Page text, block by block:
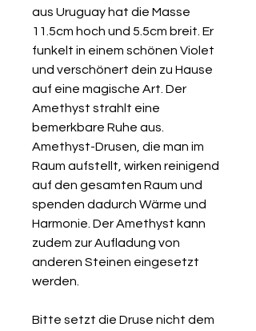
aus Uruguay hat die Masse
11.5cm hoch und 5.5cm breit. Er
funkelt in einem schönen Violet
und verschönert dein zu Hause
auf eine magische Art. Der
Amethyst strahlt eine
bemerkbare Ruhe aus.
Amethyst-Drusen, die man im
Raum aufstellt, wirken reinigend
auf den gesamten Raum und
spenden dadurch Wärme und
Harmonie. Der Amethyst kann
zudem zur Aufladung von
anderen Steinen eingesetzt
werden.
Bitte setzt die Druse nicht dem